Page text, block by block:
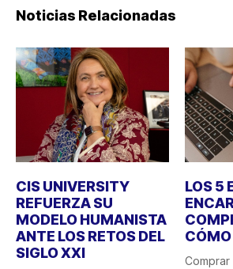
Noticias Relacionadas
CIS UNIVERSITY
REFUERZA SU
MODELO HUMANISTA
ANTE LOS RETOS DEL
SIGLO XXI
LOS 5